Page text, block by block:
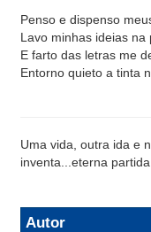
Penso e dispenso
Lavo minhas ideias na
E farto das letras me
Entorno quieto a tinta
Uma vida, outra ida e
inventa...eterna partida.
Autor